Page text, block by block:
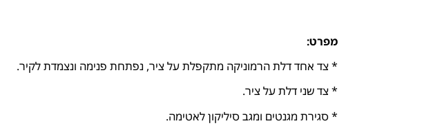
מפרט:
* צד אחד דלת הרמוניקה מתקפלת על ציר, נפתחת פנימה ונצמדת לקיר.
* צד שני דלת על ציר.
* סגירת מגנטים ומגב סיליקון לאטימה.